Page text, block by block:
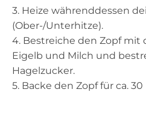
3. Heize währenddessen
(Ober-/Unterhitze).
4. Bestreiche den Zopf mit
Eigelb und Milch und
Hagelzucker.
5. Backe den Zopf für ca.